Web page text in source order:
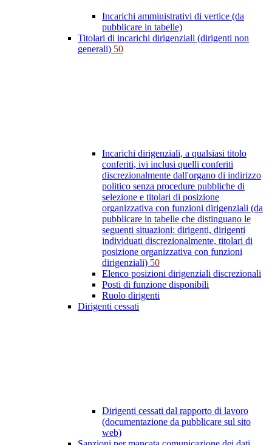
Incarichi amministrativi di vertice (da
pubblicare in tabelle)
Titolari di incarichi dirigenziali (dirigenti non
generali) 50
Incarichi dirigenziali, a qualsiasi titolo
conferiti, ivi inclusi quelli conferiti
discrezionalmente dall'organo di indirizzo
politico senza procedure pubbliche di
selezione e titolari di posizione
organizzativa con funzioni dirigenziali (da
pubblicare in tabelle che distinguano le
seguenti situazioni: dirigenti, dirigenti
individuati discrezionalmente, titolari di
posizione organizzativa con funzioni
dirigenziali) 50
Elenco posizioni dirigenziali discrezionali
Posti di funzione disponibili
Ruolo dirigenti
Dirigenti cessati
Dirigenti cessati dal rapporto di lavoro
(documentazione da pubblicare sul sito
web)